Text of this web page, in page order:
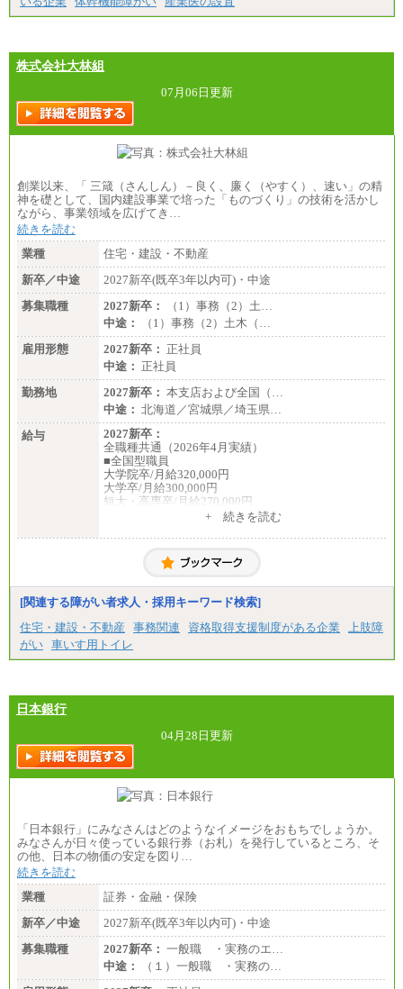
株式会社大林組
07月06日更新
創業以来、「 三箴（さんしん）－良く、廉く（やすく）、速い」の精
神を礎として、国内建設事業で培った「ものづくり」の技術を活かし
ながら、事業領域を広げてき…
続きを読む
業種
住宅・建設・不動産
新卒／中途
2027新卒(既卒3年以内可)・中途
募集職種
2027新卒：
（1）事務（2）土…
中途：
（1）事務（2）土木（…
雇用形態
2027新卒： 正社員
中途： 正社員
勤務地
2027新卒： 本支店および全国（…
中途： 北海道／宮城県／埼玉県…
給与
2027新卒：
全職種共通（2026年4月実績）
■全国型職員
大学院卒/月給320,000円
大学卒/月給300,000円
短大・高専卒/月給270,000円
大学院卒/月給256,000円～288,000円
大学卒/月給240,000円～270,000円
短大・高専卒/月給216,000円～243,000円
■特定職員※
大学院卒/月給234,000円～263,000円
大学卒/月給219,000円～246,000円
短大・高専卒/月給197,000円～222,000円
※拠点型職員、特定職員の給与は、生活の拠点が定
全職種共通
月給制
226,600円～390,100円（勤務地域等により異なりま
す）
・ご経験やスキルを考慮し、選考の中で決定いたし
ます。
+ 続きを読む
[関連する障がい者求人・採用キーワード検索]
住宅・建設・不動産
事務関連 資格取得支援制度がある企業
上肢障
がい 車いす用トイレ
日本銀行
04月28日更新
「日本銀行」にみなさんはどのようなイメージをおもちでしょうか。
みなさんが日々使っている銀行券（お札）を発行しているところ、そ
の他、日本の物価の安定を図り…
続きを読む
業種
証券・金融・保険
新卒／中途
2027新卒(既卒3年以内可)・中途
募集職種
2027新卒： 一般職 ・実務のエ…
中途：
（１）一般職 ・実務の…